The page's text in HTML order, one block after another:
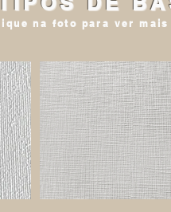
na foto para ver mais